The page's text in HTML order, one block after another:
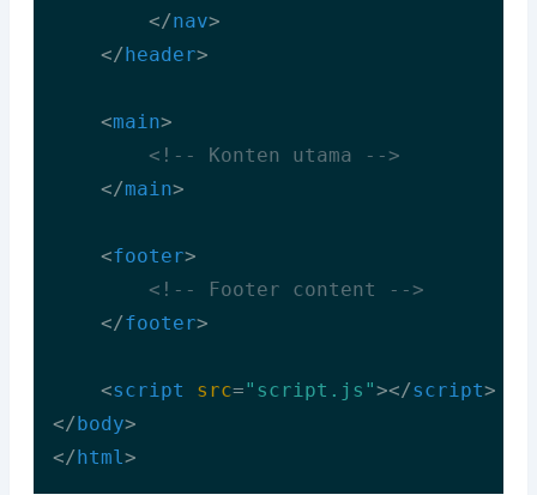
</nav>
</header>
<main>
<!-- Konten utama -->
</main>
<footer>
<!-- Footer content -->
</footer>
<script src="script.js"></script>
</body>
</html>